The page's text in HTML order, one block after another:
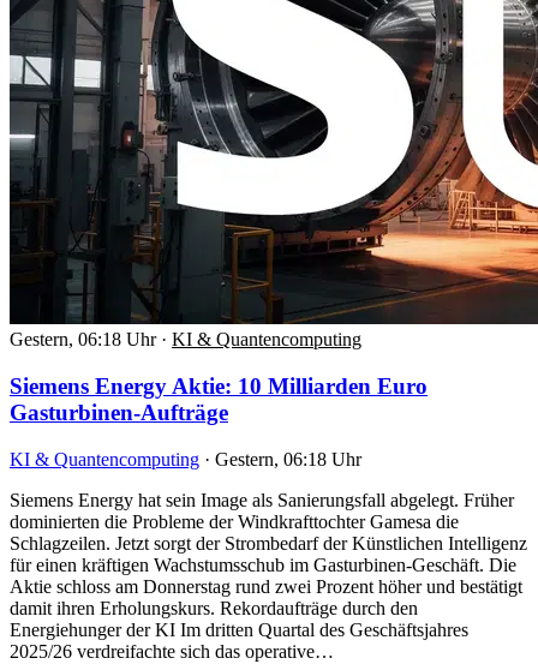
Gestern, 06:18 Uhr · KI & Quantencomputing
Siemens Energy Aktie: 10 Milliarden Euro
Gasturbinen-Aufträge
KI & Quantencomputing · Gestern, 06:18 Uhr
Siemens Energy hat sein Image als Sanierungsfall abgelegt. Früher
dominierten die Probleme der Windkrafttochter Gamesa die
Schlagzeilen. Jetzt sorgt der Strombedarf der Künstlichen Intelligenz
für einen kräftigen Wachstumsschub im Gasturbinen-Geschäft. Die
Aktie schloss am Donnerstag rund zwei Prozent höher und bestätigt
damit ihren Erholungskurs. Rekordaufträge durch den
Energiehunger der KI Im dritten Quartal des Geschäftsjahres
2025/26 verdreifachte sich das operative…